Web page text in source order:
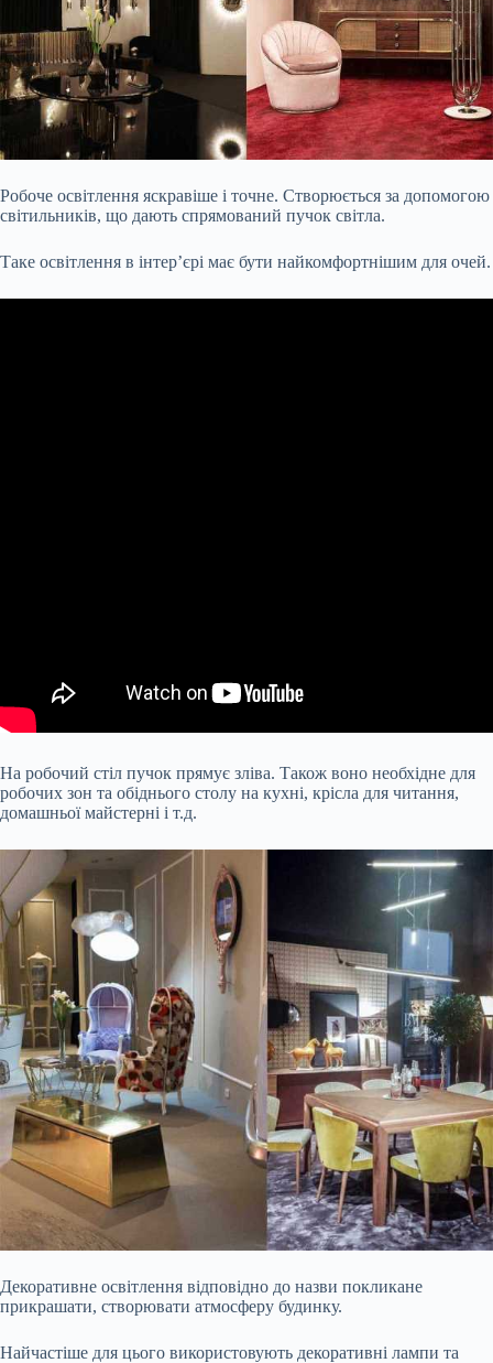
Робоче освітлення яскравіше і точне. Створюється за допомогою
світильників, що дають спрямований пучок світла.
Таке освітлення в інтер’єрі має бути найкомфортнішим для очей.
На робочий стіл пучок прямує зліва. Також воно необхідне для
робочих зон та обіднього столу на кухні, крісла для читання,
домашньої майстерні і т.д.
Декоративне освітлення відповідно до назви покликане
прикрашати, створювати атмосферу будинку.
Найчастіше для цього використовують декоративні лампи та